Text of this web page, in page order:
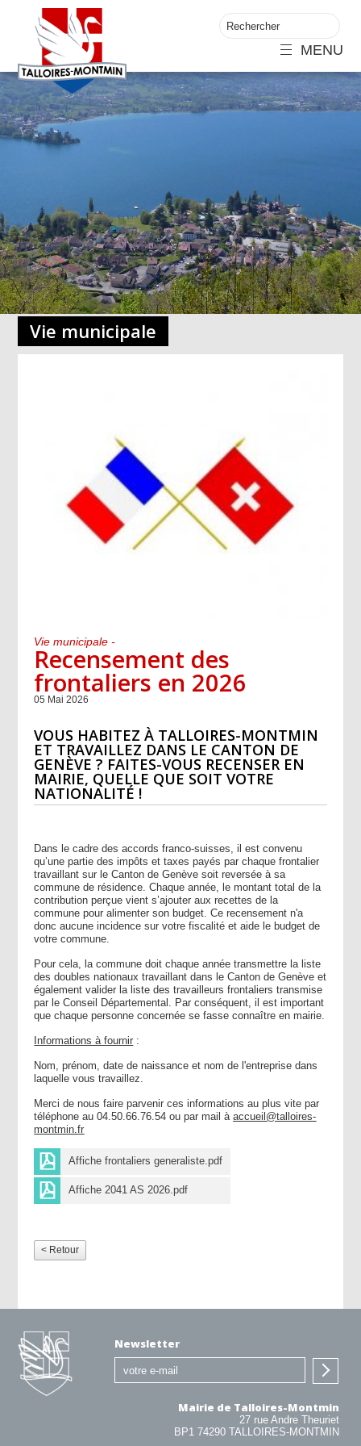
MENU
Vie municipale
Vie municipale -
Recensement des
frontaliers en 2026
05 Mai 2026
VOUS HABITEZ À TALLOIRES-MONTMIN
ET TRAVAILLEZ DANS LE CANTON DE
GENÈVE ? FAITES-VOUS RECENSER EN
MAIRIE, QUELLE QUE SOIT VOTRE
NATIONALITÉ !
Dans le cadre des accords franco-suisses, il est convenu
qu’une partie des impôts et taxes payés par chaque frontalier
travaillant sur le Canton de Genève soit reversée à sa
commune de résidence. Chaque année, le montant total de la
contribution perçue vient s’ajouter aux recettes de la
commune pour alimenter son budget. Ce recensement n'a
donc aucune incidence sur votre fiscalité et aide le budget de
votre commune.
Pour cela, la commune doit chaque année transmettre la liste
des doubles nationaux travaillant dans le Canton de Genève et
également valider la liste des travailleurs frontaliers transmise
par le Conseil Départemental. Par conséquent, il est important
que chaque personne concernée se fasse connaître en mairie.
Informations à fournir :
Nom, prénom, date de naissance et nom de l'entreprise dans
laquelle vous travaillez.
Merci de nous faire parvenir ces informations au plus vite par
téléphone au 04.50.66.76.54 ou par mail àaccueil@talloires-
montmin.fr
Affiche frontaliers generaliste.pdf
Affiche 2041 AS 2026.pdf
< Retour
Newsletter
Mairie de Talloires-Montmin
27 rue Andre Theuriet
BP1 74290 TALLOIRES-MONTMIN